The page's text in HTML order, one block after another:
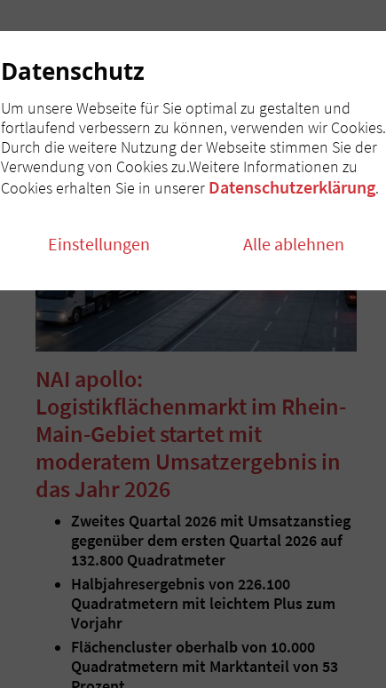
NAI apollo:
Logistikflächenmarkt im Rhein-
Main-Gebiet startet mit
moderatem Umsatzergebnis in
das Jahr 2026
Zweites Quartal 2026 mit Umsatzanstieg
gegenüber dem ersten Quartal 2026 auf
132.800 Quadratmeter
Halbjahresergebnis von 226.100
Quadratmetern mit leichtem Plus zum
Vorjahr
Flächencluster oberhalb von 10.000
Quadratmetern mit Marktanteil von 53
Datenschutz
Um unsere Webseite für Sie optimal zu gestalten und
fortlaufend verbessern zu können, verwenden wir Cookies.
Durch die weitere Nutzung der Webseite stimmen Sie der
Verwendung von Cookies zu.Weitere Informationen zu
Cookies erhalten Sie in unserer Datenschutzerklärung.
Einstellungen Alle ablehnen